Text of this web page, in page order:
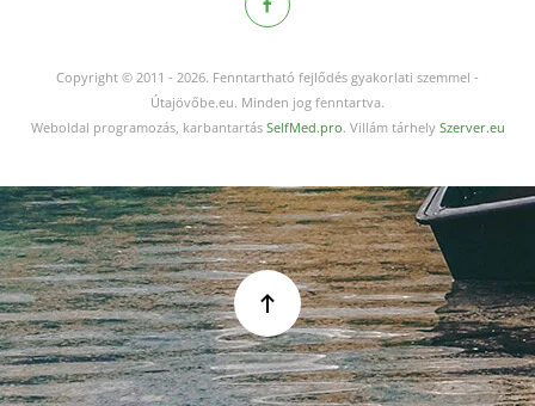
Copyright © 2011 - 2026. Fenntartható fejlődés gyakorlati szemmel -
Útajövőbe.eu. Minden jog fenntartva.
Weboldal programozás, karbantartás SelfMed.pro. Villám tárhely Szerver.eu